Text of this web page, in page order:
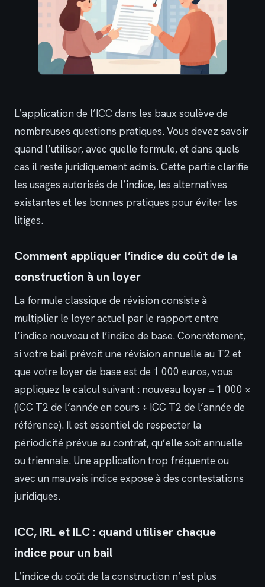
L’application de l’ICC dans les baux soulève de
nombreuses questions pratiques. Vous devez savoir
quand l’utiliser, avec quelle formule, et dans quels
cas il reste juridiquement admis. Cette partie clarifie
les usages autorisés de l’indice, les alternatives
existantes et les bonnes pratiques pour éviter les
litiges.
Comment appliquer l’indice du coût de la
construction à un loyer
La formule classique de révision consiste à
multiplier le loyer actuel par le rapport entre
l’indice nouveau et l’indice de base. Concrètement,
si votre bail prévoit une révision annuelle au T2 et
que votre loyer de base est de 1 000 euros, vous
appliquez le calcul suivant : nouveau loyer = 1 000 ×
(ICC T2 de l’année en cours ÷ ICC T2 de l’année de
référence). Il est essentiel de respecter la
périodicité prévue au contrat, qu’elle soit annuelle
ou triennale. Une application trop fréquente ou
avec un mauvais indice expose à des contestations
juridiques.
ICC, IRL et ILC : quand utiliser chaque
indice pour un bail
L’indice du coût de la construction n’est plus